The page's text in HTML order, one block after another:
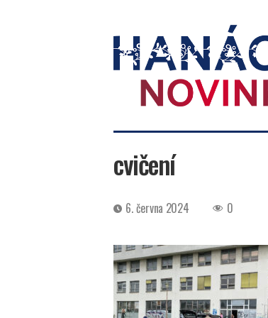
novinky
cvičení
Datum
příspěvku
6. června 2024 0